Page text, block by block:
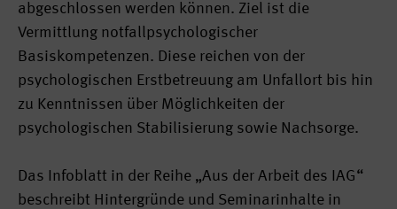
abgeschlossen werden können. Ziel ist die
Vermittlung notfallpsychologischer
Basiskompetenzen. Diese reichen von der
psychologischen Erstbetreuung am Unfallort bis hin
zu Kenntnissen über Möglichkeiten der
psychologischen Stabilisierung sowie Nachsorge.
Das Infoblatt in der Reihe „Aus der Arbeit des IAG“
beschreibt Hintergründe und Seminarinhalte in